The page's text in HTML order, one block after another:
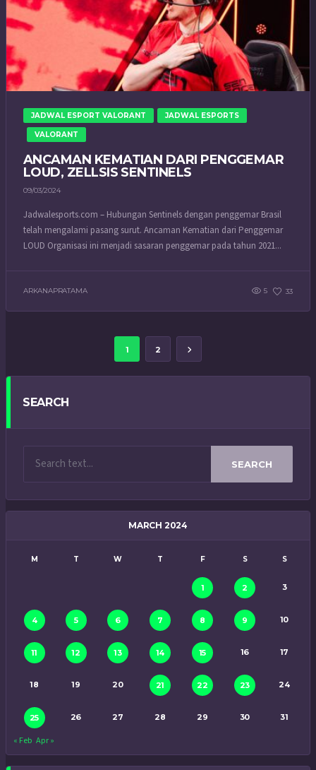
JADWAL ESPORT VALORANT JADWAL ESPORTS
VALORANT
ANCAMAN KEMATIAN DARI PENGGEMAR
LOUD, ZELLSIS SENTINELS
09/03/2024
Jadwalesports.com – Hubungan Sentinels dengan penggemar Brasil
telah mengalami pasang surut. Ancaman Kematian dari Penggemar
LOUD Organisasi ini menjadi sasaran penggemar pada tahun 2021...
ARKANAPRATAMA 5 33
1 2
SEARCH
SEARCH
MARCH 2024
M T W T F S S
1 2 3
4 5 6 7 8 9 10
11 12 13 14 15 16 17
18 19 20 21 22 23 24
25 26 27 28 29 30 31
« Feb Apr »